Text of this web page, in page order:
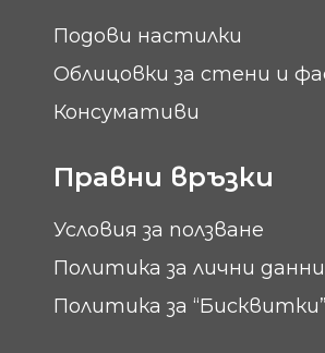
Подови настилки
Облицовки за стени и
Консумативи
Правни връзки
Условия за ползване
Политика за лични данни
Политика за “Бисквитки”